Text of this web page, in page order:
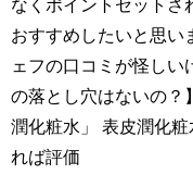
なくポイントセットさ
おすすめしたいと思い
ェフの口コミが怪しい
の落とし穴はないの？
潤化粧水」 表皮潤化粧
れば評価